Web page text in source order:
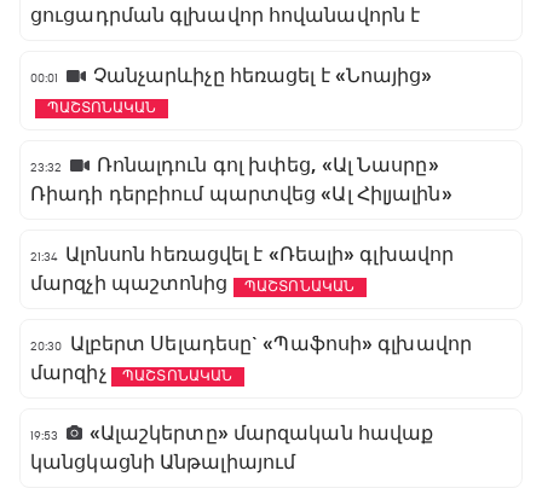
ցուցադրման գլխավոր հովանավորն է
00:01 Չանչարևիչը հեռացել է «Նոայից»
ՊԱՇՏՈՆԱԿԱՆ
23:32
Ռոնալդուն գոլ խփեց, «Ալ Նասրը»
Ռիադի դերբիում պարտվեց «Ալ Հիլյալին»
21:34 Ալոնսոն հեռացվել է «Ռեալի» գլխավոր
մարզչի պաշտոնից
ՊԱՇՏՈՆԱԿԱՆ
20:30
Ալբերտ Սելադեսը` «Պաֆոսի» գլխավոր
մարզիչ
ՊԱՇՏՈՆԱԿԱՆ
19:53
«Ալաշկերտը» մարզական հավաք
կանցկացնի Անթալիայում